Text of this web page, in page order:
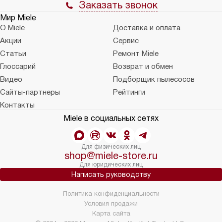
Заказать звонок
Мир Miele
О Miele
Доставка и оплата
Акции
Сервис
Статьи
Ремонт Miele
Глоссарий
Возврат и обмен
Видео
Подборщик пылесосов
Сайты-партнеры
Рейтинги
Контакты
Miele в социальных сетях
Для физических лиц
shop@miele-store.ru
Для юридических лиц
Написать руководству
Политика конфиденциальности
Условия продажи
Карта сайта